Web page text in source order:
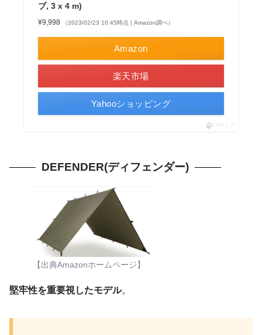
ブ, 3 x 4 m)
¥9,998 （2023/02/23 10:45時点 | Amazon調べ）
Amazon
楽天市場
Yahooショッピング
ポチップ
DEFENDER(ディフェンダー)
【出典Amazonホームページ】
堅牢性を重要視したモデル。